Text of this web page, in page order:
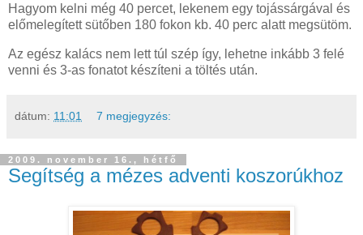
Hagyom kelni még 40 percet, lekenem egy tojássárgával és
előmelegített sütőben 180 fokon kb. 40 perc alatt megsütöm.
Az egész kalács nem lett túl szép így, lehetne inkább 3 felé
venni és 3-as fonatot készíteni a töltés után.
dátum: 11:01 7 megjegyzés:
2009. november 16., hétfő
Segítség a mézes adventi koszorúkhoz